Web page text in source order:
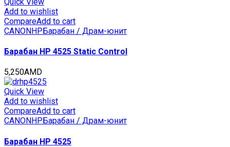
Add to wishlist
CompareAdd to cart
CANONHPБарабан / Драм-юнит
Барабан HP 4525 Static Control
5,250AMD
Quick View
Add to wishlist
CompareAdd to cart
CANON HP Барабан / Драм-юнит
Барабан HP 4525